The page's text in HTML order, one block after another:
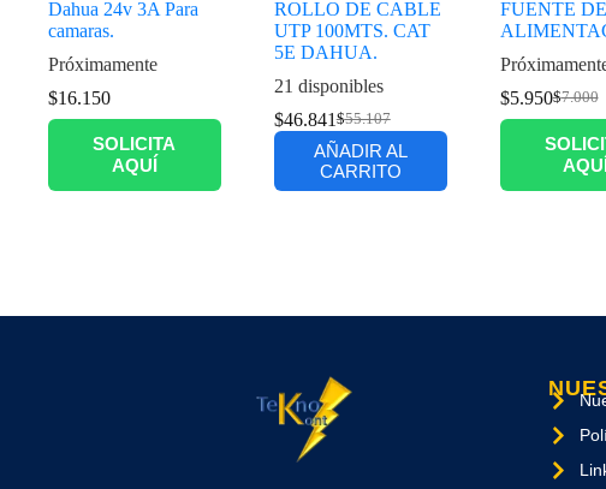
Dahua 24v 3A Para
camaras.
Próximamente
$16.150
SOLICITA
AQUÍ
ROLLO DE CABLE
UTP 100MTS. CAT
5E DAHUA.
21 disponibles
$55.107
$46.841
AÑADIR AL
CARRITO
FUENTE DE
$7.000
$5.950